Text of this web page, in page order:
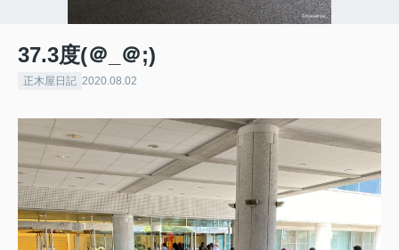
37.3度(＠_＠;)
正木屋日記 2020.08.02